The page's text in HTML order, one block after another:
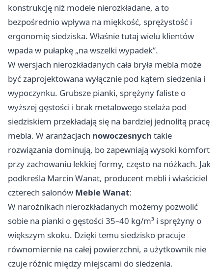
konstrukcję niż modele nierozkładane, a to
bezpośrednio wpływa na miękkość, sprężystość i
ergonomię siedziska. Właśnie tutaj wielu klientów
wpada w pułapkę „na wszelki wypadek”.
W wersjach nierozkładanych cała bryła mebla może
być zaprojektowana wyłącznie pod kątem siedzenia i
wypoczynku. Grubsze pianki, sprężyny faliste o
wyższej gęstości i brak metalowego stelaża pod
siedziskiem przekładają się na bardziej jednolitą pracę
mebla. W aranżacjach nowoczesnych takie
rozwiązania dominują, bo zapewniają wysoki komfort
przy zachowaniu lekkiej formy, często na nóżkach. Jak
podkreśla Marcin Wanat, producent mebli i właściciel
czterech salonów Meble Wanat:
W narożnikach nierozkładanych możemy pozwolić
sobie na pianki o gęstości 35–40 kg/m³ i sprężyny o
większym skoku. Dzięki temu siedzisko pracuje
równomiernie na całej powierzchni, a użytkownik nie
czuje różnic między miejscami do siedzenia.